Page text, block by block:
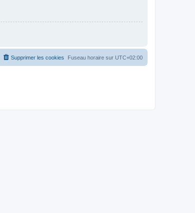
Fuseau horaire sur UTC+02:00
Supprimer les cookies